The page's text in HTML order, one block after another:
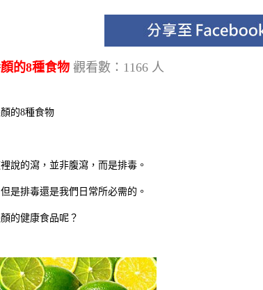
的8種食物 觀看數：1166 人
的8種食物
說的瀉，並非腹瀉，而是排毒。
是排毒還是我們日常所必需的。
的健康食品呢？